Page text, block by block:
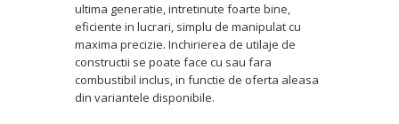
ultima generatie, intretinute foarte bine,
eficiente in lucrari, simplu de manipulat cu
maxima precizie. Inchirierea de utilaje de
constructii se poate face cu sau fara
combustibil inclus, in functie de oferta aleasa
din variantele disponibile.